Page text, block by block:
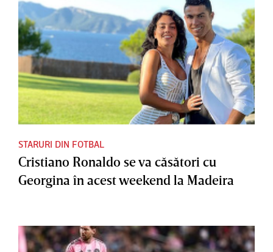
STARURI DIN FOTBAL
Cristiano Ronaldo se va căsători cu
Georgina în acest weekend la Madeira